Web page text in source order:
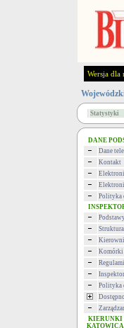
Wersja dla
Statystyki
DANE
Dane
Kontakt
Polityka
Komórki
Polityka
KIERUNKI